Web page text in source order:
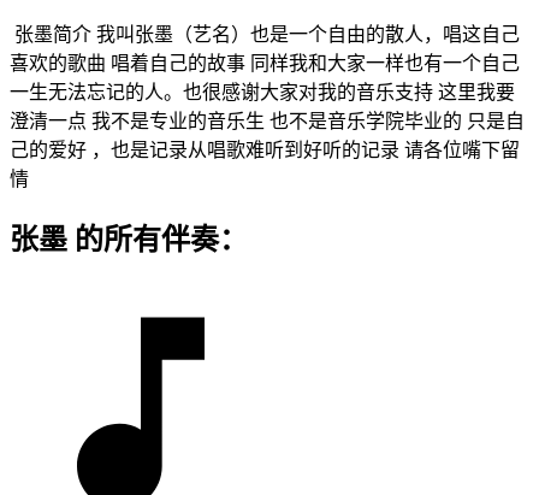
张墨简介 我叫张墨（艺名）也是一个自由的散人，唱这自己
喜欢的歌曲 唱着自己的故事 同样我和大家一样也有一个自己
一生无法忘记的人。也很感谢大家对我的音乐支持 这里我要
澄清一点 我不是专业的音乐生 也不是音乐学院毕业的 只是自
己的爱好 ，也是记录从唱歌难听到好听的记录 请各位嘴下留
情
张墨 的所有伴奏：